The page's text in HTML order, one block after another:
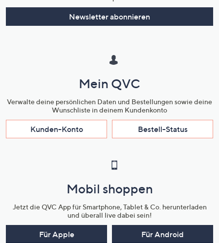
Newsletter abonnieren
Mein QVC
Verwalte deine persönlichen Daten und Bestellungen sowie deine
Wunschliste in deinem Kundenkonto
Kunden-Konto Bestell-Status
Mobil shoppen
Jetzt die QVC App für Smartphone, Tablet & Co. herunterladen
und überall live dabei sein!
Für Apple Für Android